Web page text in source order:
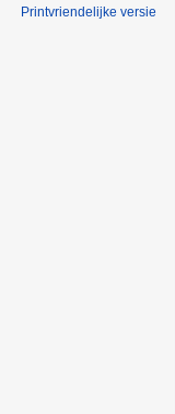
Printvriendelijke versie